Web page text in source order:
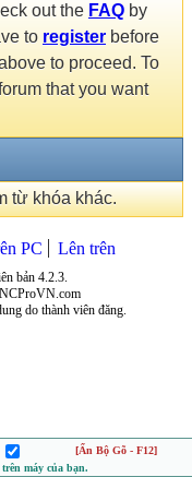
out the FAQ by
to register before
to proceed. To
that you want
từ khóa khác.
PC Lên trên
bản 4.2.3.
do thành viên đăng.
[Ẩn Bộ Gõ - F12]
máy của bạn.